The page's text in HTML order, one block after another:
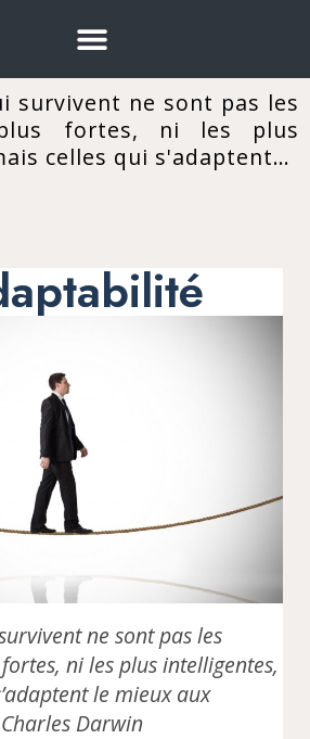
survivent ne sont pas les
fortes, ni les plus
celles qui s'adaptent…
ne sont pas les
ni les plus intelligentes,
le mieux aux
Darwin